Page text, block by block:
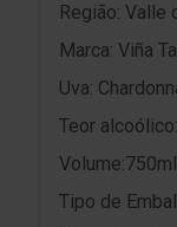
Região: Valle
Marca: Viña
Uva:
Teor
Volume:750ml
Tipo de